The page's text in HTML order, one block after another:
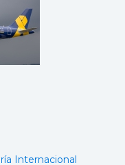
Internacional